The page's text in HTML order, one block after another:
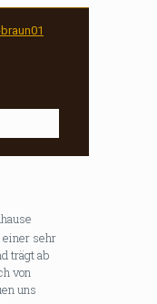
einer sehr
trägt ab
von
uns